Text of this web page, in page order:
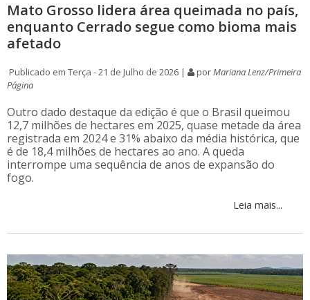
Mato Grosso lidera área queimada no país,
enquanto Cerrado segue como bioma mais
afetado
Publicado em Terça - 21 de Julho de 2026 | porMariana Lenz/Primeira
Página
Outro dado destaque da edição é que o Brasil queimou
12,7 milhões de hectares em 2025, quase metade da área
registrada em 2024 e 31% abaixo da média histórica, que
é de 18,4 milhões de hectares ao ano. A queda
interrompe uma sequência de anos de expansão do
fogo.
Leia mais...